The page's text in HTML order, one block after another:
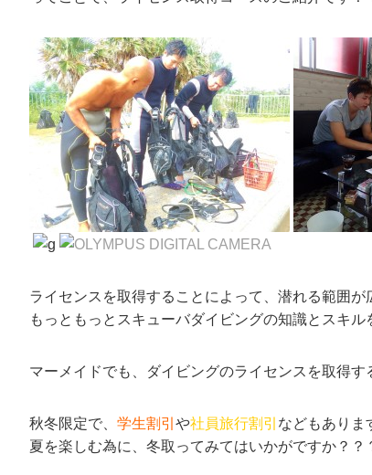
ライセンスを取得することによって、潜れる範囲が
もっともっとスキューバダイビングの知識とスキ
マーメイドでも、ダイビングのライセンスを取得す
秋冬限定で、 学生割引 や社員旅行割引 などもありま
夏を楽しむ為に、冬取ってみてはいかがですか？？